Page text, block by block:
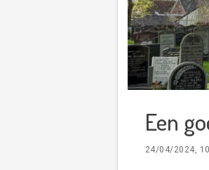
Een
24/04/2024,